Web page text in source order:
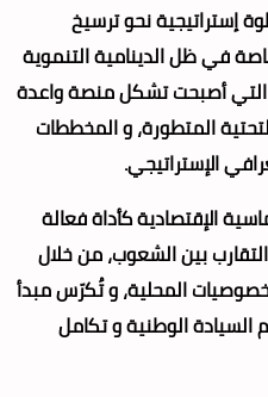
إستراتيجية نحو ترسيخ
في ظل الدينامية التنموية
التي أصبحت تشكل منصة واعدة
المتطورة، و المخططات
الإستراتيجي.
الإقتصادية كأداة فعالة
التقارب بين الشعوب، من خلال
المحلية، و تُكرّس مبدأ
السيادة الوطنية و تكامل